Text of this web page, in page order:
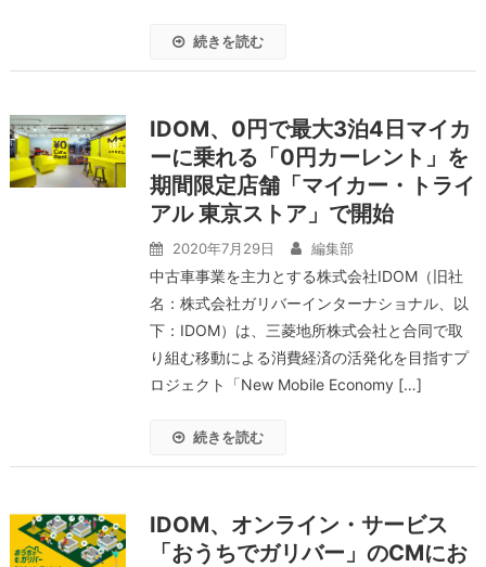
続きを読む
IDOM、0円で最大3泊4日マイカ
ーに乗れる「0円カーレント」を
期間限定店舗「マイカー・トライ
アル 東京ストア」で開始
2020年7月29日 編集部
中古車事業を主力とする株式会社IDOM（旧社
名：株式会社ガリバーインターナショナル、以
下：IDOM）は、三菱地所株式会社と合同で取
り組む移動による消費経済の活発化を目指すプ
ロジェクト「New Mobile Economy […]
続きを読む
IDOM、オンライン・サービス
「おうちでガリバー」のCMにお